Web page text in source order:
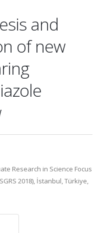
and
of new
Research in Science Focus
2018), İstanbul, Türkiye,